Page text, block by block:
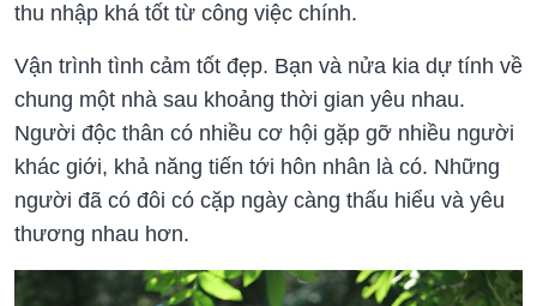
thu nhập khá tốt từ công việc chính.
Vận trình tình cảm tốt đẹp. Bạn và nửa kia dự tính về
chung một nhà sau khoảng thời gian yêu nhau.
Người độc thân có nhiều cơ hội gặp gỡ nhiều người
khác giới, khả năng tiến tới hôn nhân là có. Những
người đã có đôi có cặp ngày càng thấu hiểu và yêu
thương nhau hơn.